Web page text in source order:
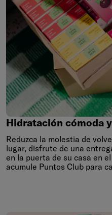
Hidratación cómoda y
Hidratación cómoda y
Reduzca la molestia de
lugar, disfrute de una
en la puerta de su casa en
acumule Puntos Club para